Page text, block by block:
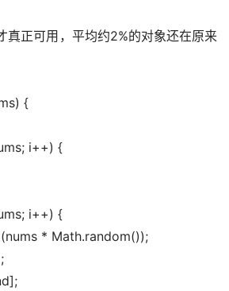
真正可用，平均约2%的对象还在原来
{
i++) {
i++) {
* Math.random());